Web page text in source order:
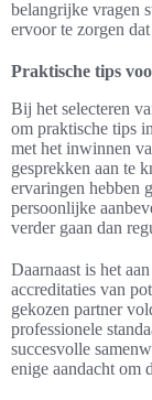
belangrijke vragen
ervoor te zorgen
Praktische tips
Bij het selecteren
om praktische tips
met het inwinnen
gesprekken aan te
ervaringen hebben
persoonlijke
verder gaan dan
Daarnaast is het
accreditaties van
gekozen partner
professionele
succesvolle
enige aandacht om